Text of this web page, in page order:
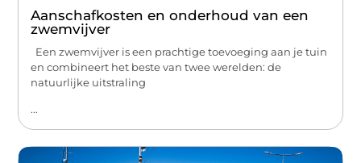
Aanschafkosten en onderhoud van een
zwemvijver
Een zwemvijver is een prachtige toevoeging aan je tuin
en combineert het beste van twee werelden: de
natuurlijke uitstraling
...